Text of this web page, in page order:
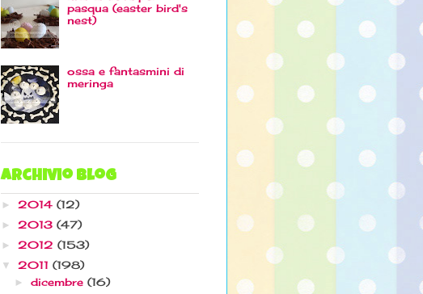
pasqua (easter bird's
nest)
ossa e fantasmini di
meringa
Archivio blog
► 2014 (12)
► 2013 (47)
► 2012 (153)
▼ 2011 (198)
► dicembre (16)